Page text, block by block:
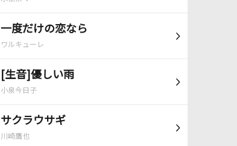
一度だけの恋なら
ワルキューレ
[生音]優しい雨
小泉今日子
サクラウサギ
川崎鷹也